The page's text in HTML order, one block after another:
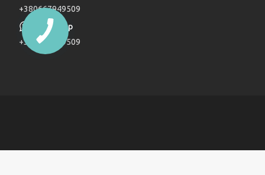
Паяльники для пластикових труб
Дзеркала
Дитячі ліжечка
Кухонні модулі
+380667949509
+380667949509